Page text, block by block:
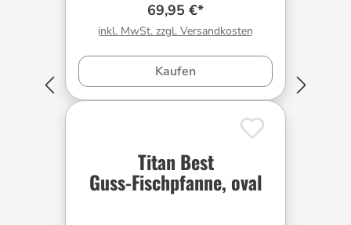
69,95 €*
inkl. MwSt. zzgl. Versandkosten
Kaufen
Titan Best
Guss-Fischpfanne, oval